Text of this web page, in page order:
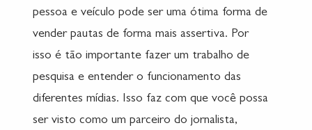
pessoa e veículo pode ser uma ótima forma de
vender pautas de forma mais assertiva. Por
isso é tão importante fazer um trabalho de
pesquisa e entender o funcionamento das
diferentes mídias. Isso faz com que você possa
ser visto como um parceiro do jornalista,